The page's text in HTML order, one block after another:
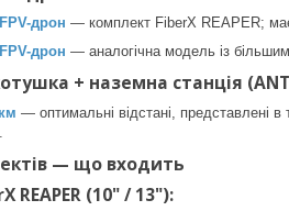
дрон — комплект FiberX REAPER;
дрон — аналогічна модель із
+ наземна станція
— оптимальні відстані, представлені
— що входить
REAPER (10" / 13"):